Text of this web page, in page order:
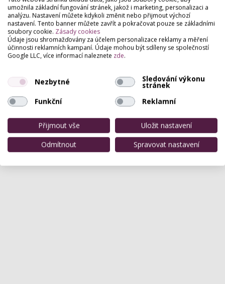
umožnila základní fungování stránek, jakož i marketing, personalizaci a
analýzu. Nastavení můžete kdykoli změnit nebo přijmout výchozí
nastavení. Tento banner můžete zavřít a pokračovat pouze se základními
soubory cookie. Zásady cookies
Údaje jsou shromažďovány za účelem personalizace reklamy a měření
účinnosti reklamních kampaní. Údaje mohou být sdíleny se společností
Google LLC, více informací naleznete zde.
Nezbytné Sledování výkonu
stránek
Funkční
Reklamní
Přijmout vše
Uložit nastavení
Odmítnout
Spravovat nastavení